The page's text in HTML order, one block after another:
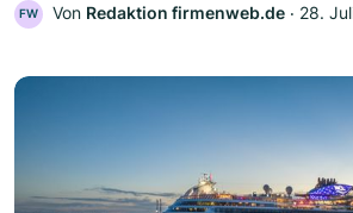
FW Von Redaktion firmenweb.de ‧ 28.